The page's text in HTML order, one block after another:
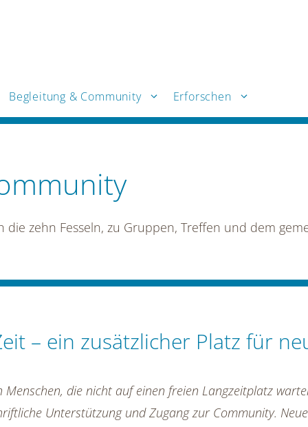
Begleitung & Community Erforschen
zehn Fesseln, zu Gruppen, Treffen und dem
– ein zusätzlicher Platz für
die nicht auf einen freien Langzeitplatz
Unterstützung und Zugang zur Community.